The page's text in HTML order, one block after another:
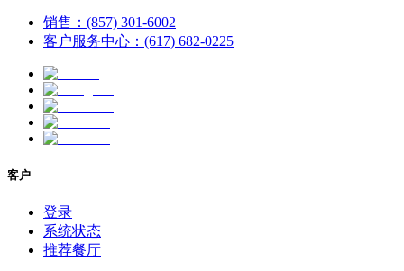
销售：(857) 301-6002
客户服务中心：(617) 682-0225
客户
登录
系统状态
推荐餐厅